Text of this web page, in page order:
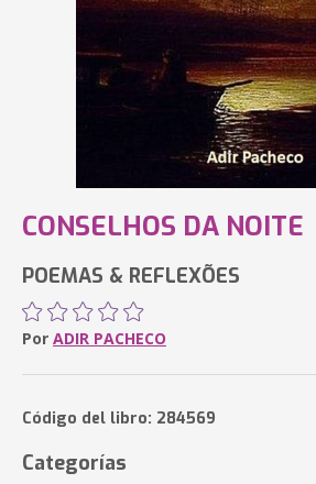
CONSELHOS DA NOITE
POEMAS & REFLEXÕES
Por ADIR PACHECO
Código del libro: 284569
Categorías